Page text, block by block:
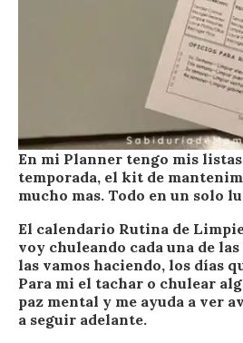
En mi Planner tengo mis
temporada, el kit de
mucho mas. Todo en un solo
El calendario Rutina de
voy chuleando cada una de
las vamos haciendo, los días
Para mi el tachar o chulear
paz mental y me ayuda a ver
a seguir adelante.